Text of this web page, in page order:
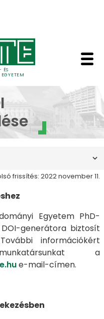
ÉS
-
frissítés: 2022 november 11.
Egyetem PhD-
generátora biztosít
információkért
a
e-mail-címen.